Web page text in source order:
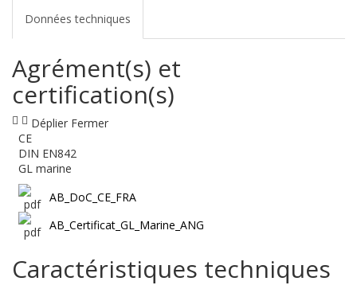
Données techniques
Agrément(s) et
certification(s)
Déplier Fermer
CE
DIN EN842
GL marine
AB_DoC_CE_FRA
AB_Certificat_GL_Marine_ANG
Caractéristiques techniques